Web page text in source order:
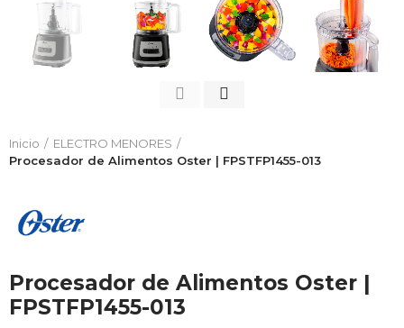
Inicio
ELECTRO MENORES
Procesador de Alimentos Oster | FPSTFP1455-013
Procesador de Alimentos Oster |
FPSTFP1455-013